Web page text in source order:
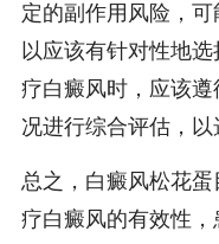
定的副作用风险，
以应该有针对性地
疗白癜风时，应该
况进行综合评估，以
总之，白癜风松花
疗白癜风的有效性